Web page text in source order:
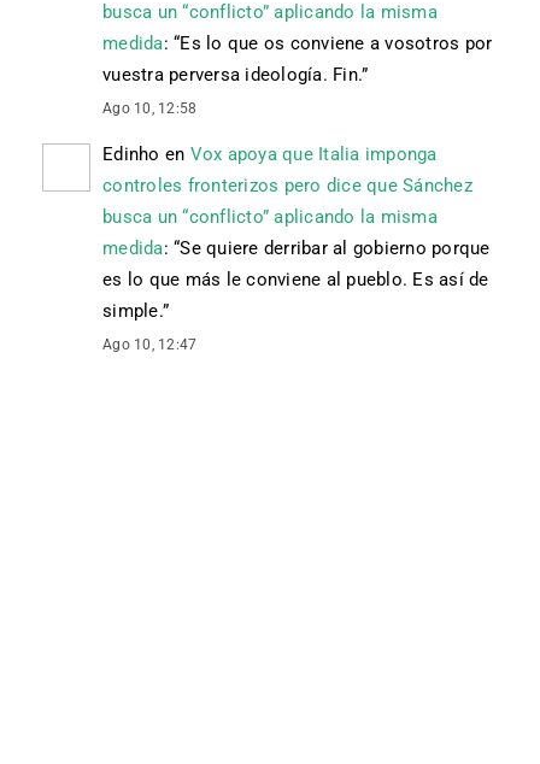
busca un “conflicto” aplicando la misma
medida: “Es lo que os conviene a vosotros por
vuestra perversa ideología. Fin.”
Ago 10, 12:58
Edinho en Vox apoya que Italia imponga
controles fronterizos pero dice que Sánchez
busca un “conflicto” aplicando la misma
medida: “Se quiere derribar al gobierno porque
es lo que más le conviene al pueblo. Es así de
simple.”
Ago 10, 12:47